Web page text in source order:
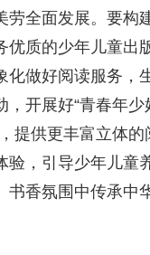
劳全面发展。要构
优质的少年儿童出
化做好阅读服务，
，开展好“青春年少
提供更丰富立体
验，引导少年儿童
书香氛围中传承中